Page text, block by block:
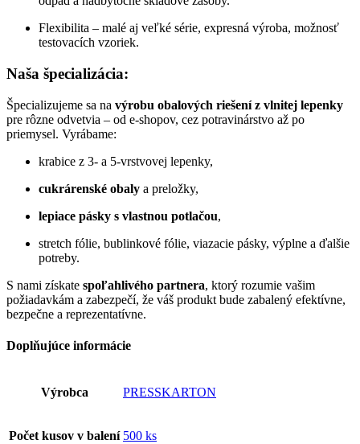
Flexibilita – malé aj veľké série, expresná výroba, možnosť
testovacích vzoriek.
Naša špecializácia:
Špecializujeme sa na výrobu obalových riešení z vlnitej lepenky
pre rôzne odvetvia – od e-shopov, cez potravinárstvo až po
priemysel. Vyrábame:
krabice z 3- a 5-vrstvovej lepenky,
cukrárenské obaly a preložky,
lepiace pásky s vlastnou potlačou,
stretch fólie, bublinkové fólie, viazacie pásky, výplne a ďalšie
potreby.
S nami získate spoľahlivého partnera, ktorý rozumie vašim
požiadavkám a zabezpečí, že váš produkt bude zabalený efektívne,
bezpečne a reprezentatívne.
Doplňujúce informácie
Výrobca PRESSKARTON
Počet kusov v balení 500 ks